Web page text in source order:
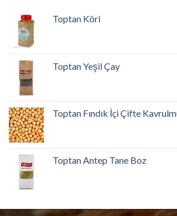
Toptan Köri
Toptan Yeşil Çay
Toptan Fındık İçi Çifte
Toptan Antep Tane Boz